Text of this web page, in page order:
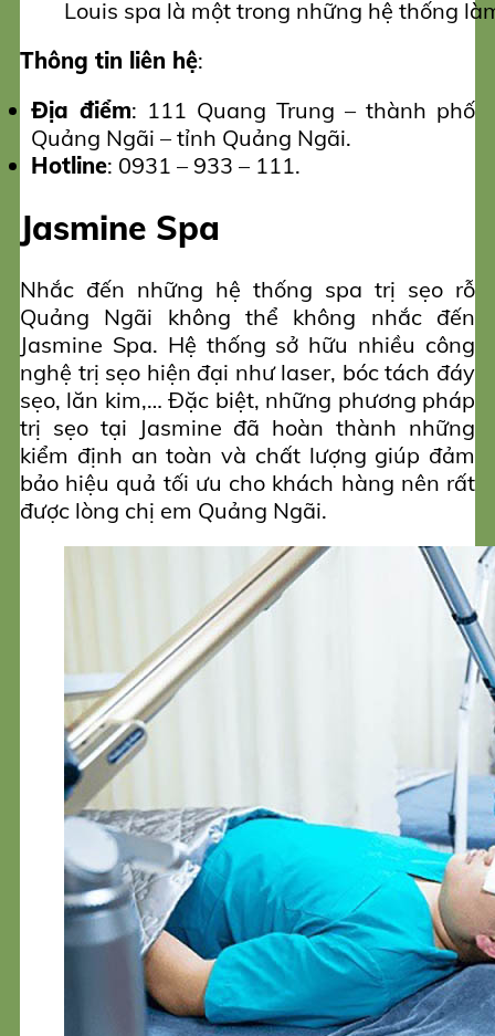
Louis spa là một trong những hệ thống
Thông tin liên hệ:
Địa điểm: 111 Quang Trung – thành phố
Quảng Ngãi – tỉnh Quảng Ngãi.
Hotline: 0931 – 933 – 111.
Jasmine Spa
Nhắc đến những hệ thống spa trị sẹo rỗ
Quảng Ngãi không thể không nhắc đến
Jasmine Spa. Hệ thống sở hữu nhiều công
nghệ trị sẹo hiện đại như laser, bóc tách đáy
sẹo, lăn kim,… Đặc biệt, những phương pháp
trị sẹo tại Jasmine đã hoàn thành những
kiểm định an toàn và chất lượng giúp đảm
bảo hiệu quả tối ưu cho khách hàng nên rất
được lòng chị em Quảng Ngãi.